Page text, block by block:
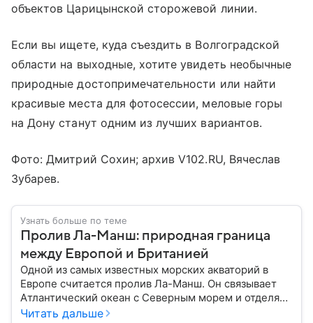
объектов Царицынской сторожевой линии.
Если вы ищете, куда съездить в Волгоградской
области на выходные, хотите увидеть необычные
природные достопримечательности или найти
красивые места для фотосессии, меловые горы
на Дону станут одним из лучших вариантов.
Фото: Дмитрий Сохин; архив V102.RU, Вячеслав
Зубарев.
Узнать больше по теме
Пролив Ла-Манш: природная граница
между Европой и Британией
Одной из самых известных морских акваторий в
Европе считается пролив Ла-Манш. Он связывает
Атлантический океан с Северным морем и отделяет
остров Великобритания от материковой части
Читать дальше